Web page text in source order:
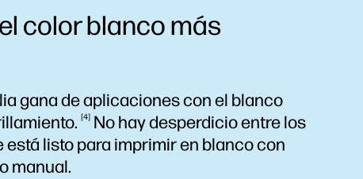
color blanco más
gana de aplicaciones con el blanco
4
No hay desperdicio entre los
está listo para imprimir en blanco con
manual.